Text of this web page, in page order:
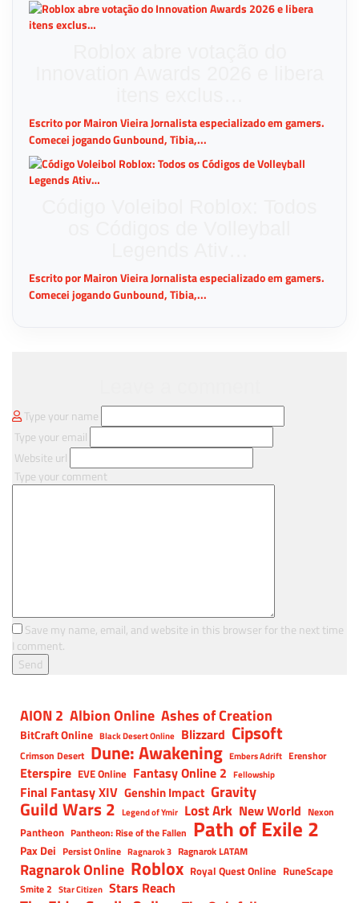
Escrito por Mairon Vieira Jornalista especializado em gamers.
Comecei jogando Gunbound, Tibia,...
Escrito por Mairon Vieira Jornalista especializado em gamers.
Comecei jogando Gunbound, Tibia,...
Type your name
Type your email
Website url
Type your comment
Save my name, email, and website in this browser for the next time
I comment.
AION 2 Albion Online Ashes of Creation
BitCraft Online Black Desert Online Blizzard Cipsoft
Crimson Desert Dune: Awakening Embers Adrift Erenshor
Eterspire EVE Online Fantasy Online 2 Fellowship
Final Fantasy XIV Genshin Impact Gravity
Guild Wars 2 Legend of Ymir Lost Ark New World Nexon
Pantheon Pantheon: Rise of the Fallen Path of Exile 2
Pax Dei Persist Online Ragnarok 3 Ragnarok LATAM
Ragnarok Online Roblox Royal Quest Online RuneScape
Smite 2 Star Citizen Stars Reach